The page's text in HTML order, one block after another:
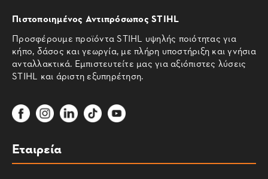
Πιστοποιημένος Αντιπρόσωπος STIHL
Προσφέρουμε προϊόντα STIHL υψηλής ποιότητας για
κήπο, δάσος και γεωργία, με πλήρη υποστήριξη και γνήσια
ανταλλακτικά. Εμπιστευτείτε μας για αξιόπιστες λύσεις
STIHL και άριστη εξυπηρέτηση.
Εταιρεία